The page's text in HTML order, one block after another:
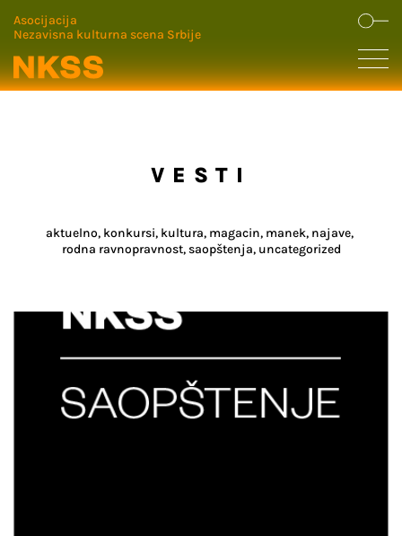
Asocijacija
Nezavisna kulturna scena Srbije
VESTI
aktuelno konkursi kultura magacin manek najave
rodna ravnopravnost saopštenja uncategorized